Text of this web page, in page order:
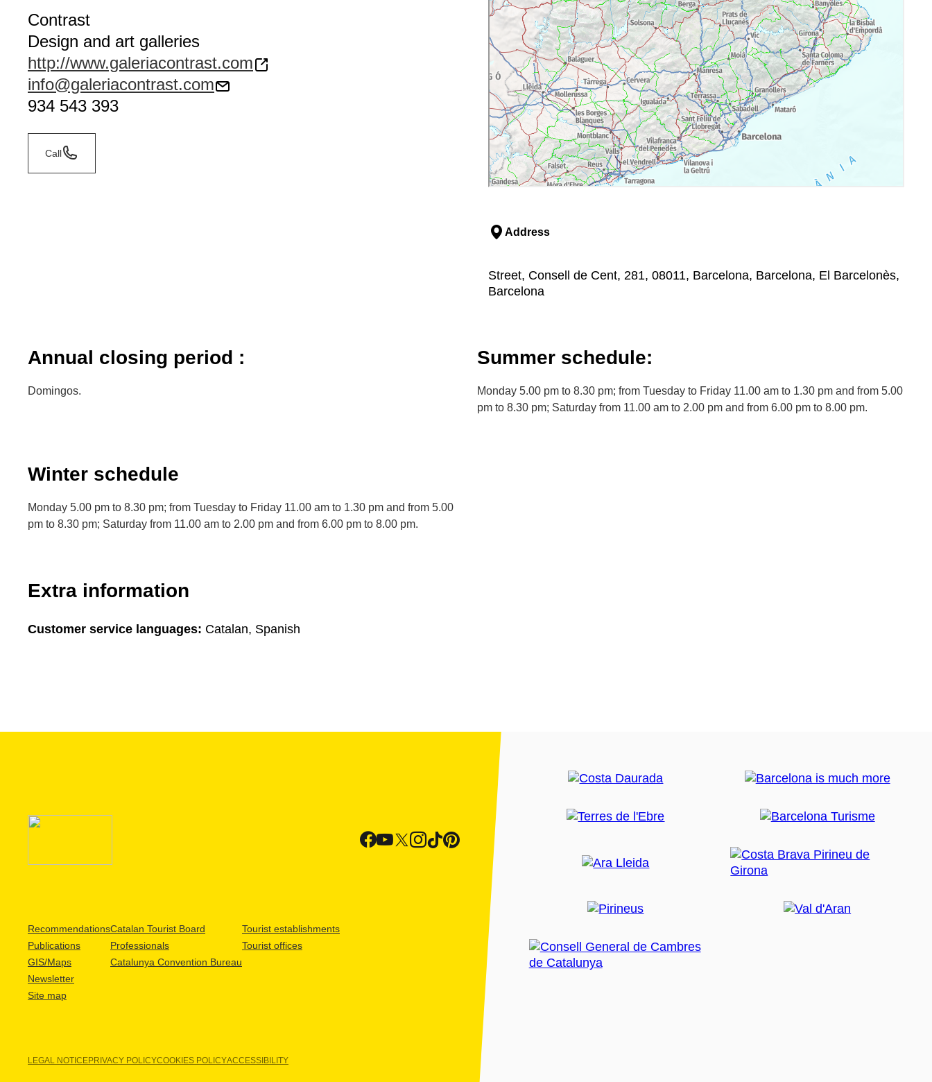
Contrast
Design and art galleries
http://www.galeriacontrast.com
info@galeriacontrast.com
934 543 393
Call
Address
Street, Consell de Cent, 281, 08011, Barcelona, Barcelona, El Barcelonès,
Barcelona
Annual closing period :
Domingos.
Summer schedule:
Monday 5.00 pm to 8.30 pm; from Tuesday to Friday 11.00 am to 1.30 pm and from 5.00
pm to 8.30 pm; Saturday from 11.00 am to 2.00 pm and from 6.00 pm to 8.00 pm.
Winter schedule
Monday 5.00 pm to 8.30 pm; from Tuesday to Friday 11.00 am to 1.30 pm and from 5.00
pm to 8.30 pm; Saturday from 11.00 am to 2.00 pm and from 6.00 pm to 8.00 pm.
Extra information
Customer service languages: Catalan, Spanish
Recommendations
Publications
GIS/Maps
Newsletter
Site map
Catalan Tourist Board
Professionals
Catalunya Convention Bureau
Tourist establishments
Tourist offices
LEGAL NOTICEPRIVACY POLICYCOOKIES POLICYACCESSIBILITY